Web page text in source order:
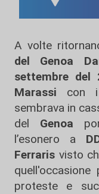
A volte
del Genoa
settembre del
Marassi con
sembrava in
del Genoa
l’esonero a
Ferraris visto
proteste e